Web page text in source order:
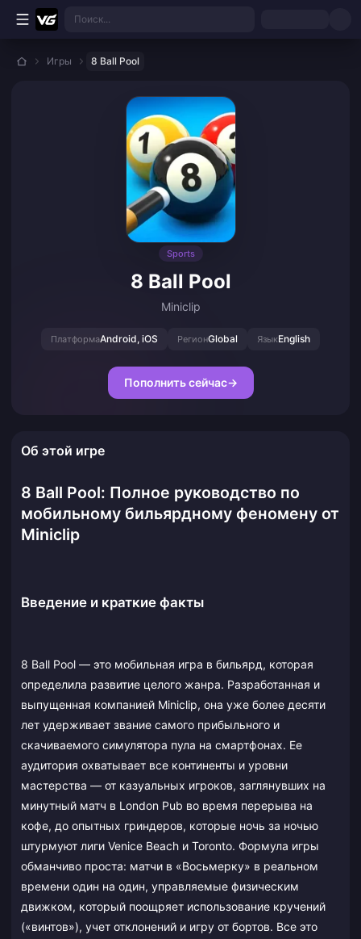
Перейти к основному контенту
Поиск...
Игры 8 Ball Pool
Sports
8 Ball Pool
Miniclip
ПлатформаAndroid, iOS РегионGlobal ЯзыкEnglish
Пополнить сейчас→
Об этой игре
8 Ball Pool: Полное руководство по
мобильному бильярдному феномену от
Miniclip
Введение и краткие факты
8 Ball Pool — это мобильная игра в бильярд, которая
определила развитие целого жанра. Разработанная и
выпущенная компанией Miniclip, она уже более десяти
лет удерживает звание самого прибыльного и
скачиваемого симулятора пула на смартфонах. Ее
аудитория охватывает все континенты и уровни
мастерства — от казуальных игроков, заглянувших на
минутный матч в London Pub во время перерыва на
кофе, до опытных гриндеров, которые ночь за ночью
штурмуют лиги Venice Beach и Toronto. Формула игры
обманчиво проста: матчи в «Восьмерку» в реальном
времени один на один, управляемые физическим
движком, который поощряет использование кручений
(«винтов»), учет отклонений и игру от бортов. Все это